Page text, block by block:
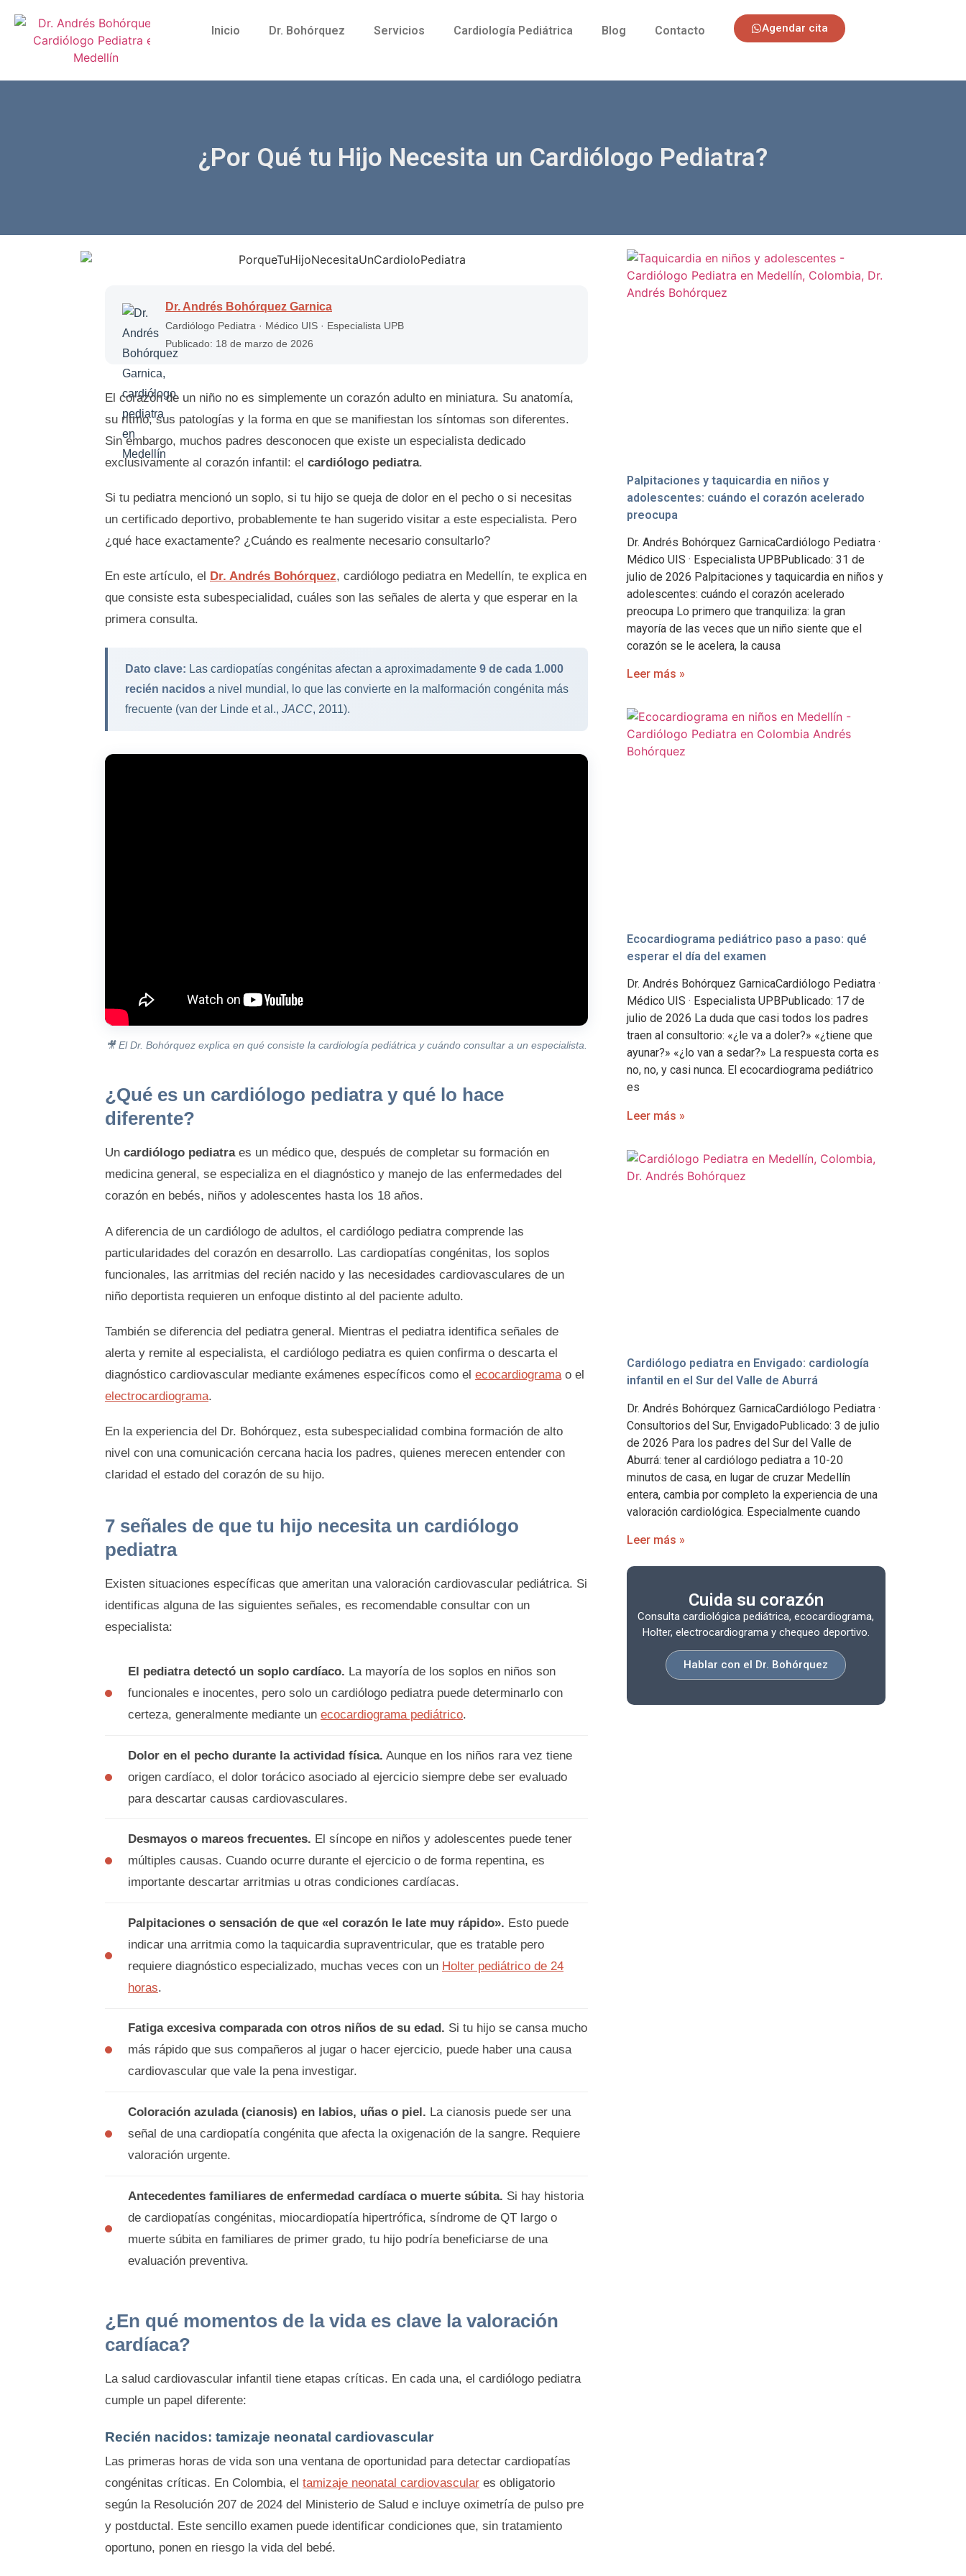
Inicio Dr. Bohórquez Servicios Cardiología Pediátrica Blog Contacto Agendar cita
¿Por Qué tu Hijo Necesita un Cardiólogo Pediatra?
Dr. Andrés Bohórquez Garnica
Cardiólogo Pediatra · Médico UIS · Especialista UPB
Publicado: 18 de marzo de 2026
El corazón de un niño no es simplemente un corazón adulto en miniatura. Su anatomía,
su ritmo, sus patologías y la forma en que se manifiestan los síntomas son diferentes.
Sin embargo, muchos padres desconocen que existe un especialista dedicado
exclusivamente al corazón infantil: el cardiólogo pediatra.
Si tu pediatra mencionó un soplo, si tu hijo se queja de dolor en el pecho o si necesitas
un certificado deportivo, probablemente te han sugerido visitar a este especialista. Pero
¿qué hace exactamente? ¿Cuándo es realmente necesario consultarlo?
En este artículo, el Dr. Andrés Bohórquez, cardiólogo pediatra en Medellín, te explica en
que consiste esta subespecialidad, cuáles son las señales de alerta y que esperar en la
primera consulta.
Dato clave: Las cardiopatías congénitas afectan a aproximadamente 9 de cada 1.000
recién nacidos a nivel mundial, lo que las convierte en la malformación congénita más
frecuente (van der Linde et al., JACC, 2011).
🎥 El Dr. Bohórquez explica en qué consiste la cardiología pediátrica y cuándo consultar a un especialista.
¿Qué es un cardiólogo pediatra y qué lo hace
diferente?
Un cardiólogo pediatraes un médico que, después de completar su formación en
medicina general, se especializa en el diagnóstico y manejo de las enfermedades del
corazón en bebés, niños y adolescentes hasta los 18 años.
A diferencia de un cardiólogo de adultos, el cardiólogo pediatra comprende las
particularidades del corazón en desarrollo. Las cardiopatías congénitas, los soplos
funcionales, las arritmias del recién nacido y las necesidades cardiovasculares de un
niño deportista requieren un enfoque distinto al del paciente adulto.
También se diferencia del pediatra general. Mientras el pediatra identifica señales de
alerta y remite al especialista, el cardiólogo pediatra es quien confirma o descarta el
diagnóstico cardiovascular mediante exámenes específicos como el ecocardiograma o el
electrocardiograma.
En la experiencia del Dr. Bohórquez, esta subespecialidad combina formación de alto
nivel con una comunicación cercana hacia los padres, quienes merecen entender con
claridad el estado del corazón de su hijo.
7 señales de que tu hijo necesita un cardiólogo
pediatra
Existen situaciones específicas que ameritan una valoración cardiovascular pediátrica. Si
identificas alguna de las siguientes señales, es recomendable consultar con un
especialista:
El pediatra detectó un soplo cardíaco. La mayoría de los soplos en niños son
funcionales e inocentes, pero solo un cardiólogo pediatra puede determinarlo con
certeza, generalmente mediante un ecocardiograma pediátrico.
Dolor en el pecho durante la actividad física. Aunque en los niños rara vez tiene
origen cardíaco, el dolor torácico asociado al ejercicio siempre debe ser evaluado
para descartar causas cardiovasculares.
Desmayos o mareos frecuentes. El síncope en niños y adolescentes puede tener
múltiples causas. Cuando ocurre durante el ejercicio o de forma repentina, es
importante descartar arritmias u otras condiciones cardíacas.
Palpitaciones o sensación de que «el corazón le late muy rápido». Esto puede
indicar una arritmia como la taquicardia supraventricular, que es tratable pero
requiere diagnóstico especializado, muchas veces con un Holter pediátrico de 24
horas.
Fatiga excesiva comparada con otros niños de su edad. Si tu hijo se cansa mucho
más rápido que sus compañeros al jugar o hacer ejercicio, puede haber una causa
cardiovascular que vale la pena investigar.
Coloración azulada (cianosis) en labios, uñas o piel. La cianosis puede ser una
señal de una cardiopatía congénita que afecta la oxigenación de la sangre. Requiere
valoración urgente.
Antecedentes familiares de enfermedad cardíaca o muerte súbita. Si hay historia
de cardiopatías congénitas, miocardiopatía hipertrófica, síndrome de QT largo o
muerte súbita en familiares de primer grado, tu hijo podría beneficiarse de una
evaluación preventiva.
¿En qué momentos de la vida es clave la valoración
cardíaca?
La salud cardiovascular infantil tiene etapas críticas. En cada una, el cardiólogo pediatra
cumple un papel diferente:
Recién nacidos: tamizaje neonatal cardiovascular
Las primeras horas de vida son una ventana de oportunidad para detectar cardiopatías
congénitas críticas. En Colombia, el tamizaje neonatal cardiovascular es obligatorio
según la Resolución 207 de 2024 del Ministerio de Salud e incluye oximetría de pulso pre
y postductal. Este sencillo examen puede identificar condiciones que, sin tratamiento
oportuno, ponen en riesgo la vida del bebé.
Palpitaciones y taquicardia en niños y
adolescentes: cuándo el corazón acelerado
preocupa
Dr. Andrés Bohórquez GarnicaCardiólogo Pediatra ·
Médico UIS · Especialista UPBPublicado: 31 de
julio de 2026 Palpitaciones y taquicardia en niños y
adolescentes: cuándo el corazón acelerado
preocupa Lo primero que tranquiliza: la gran
mayoría de las veces que un niño siente que el
corazón se le acelera, la causa
Leer más »
Ecocardiograma pediátrico paso a paso: qué
esperar el día del examen
Dr. Andrés Bohórquez GarnicaCardiólogo Pediatra ·
Médico UIS · Especialista UPBPublicado: 17 de
julio de 2026 La duda que casi todos los padres
traen al consultorio: «¿le va a doler?» «¿tiene que
ayunar?» «¿lo van a sedar?» La respuesta corta es
no, no, y casi nunca. El ecocardiograma pediátrico
es
Leer más »
Cardiólogo pediatra en Envigado: cardiología
infantil en el Sur del Valle de Aburrá
Dr. Andrés Bohórquez GarnicaCardiólogo Pediatra ·
Consultorios del Sur, EnvigadoPublicado: 3 de julio
de 2026 Para los padres del Sur del Valle de
Aburrá: tener al cardiólogo pediatra a 10-20
minutos de casa, en lugar de cruzar Medellín
entera, cambia por completo la experiencia de una
valoración cardiológica. Especialmente cuando
Leer más »
Cuida su corazón
Consulta cardiológica pediátrica, ecocardiograma,
Holter, electrocardiograma y chequeo deportivo.
Hablar con el Dr. Bohórquez